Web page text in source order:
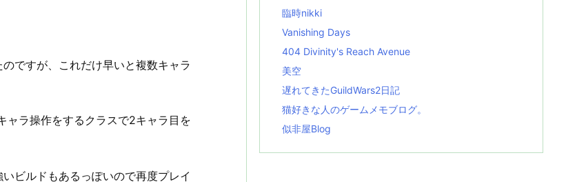
ですが、これだけ早いと複数キャラ
ャラ操作をするクラスで2キャラ目を
ビルドもあるっぽいので再度プレイ
臨時nikki
Vanishing Days
404 Divinity's Reach Avenue
美空
遅れてきたGuildWars2日記
猫好きな人のゲームメモブログ。
似非屋Blog